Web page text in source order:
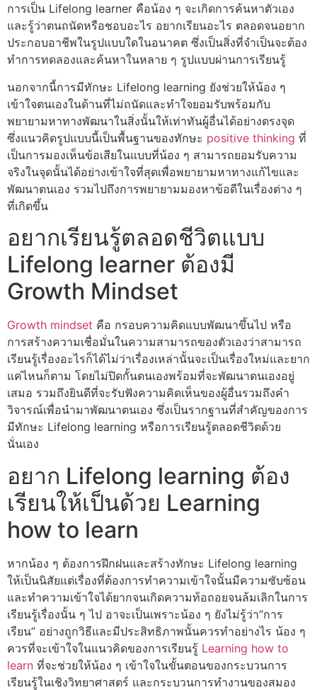
การเป็น Lifelong learner คือน้อง ๆ จะเกิดการค้นหาตัวเอง
และรู้ว่าตนถนัดหรือชอบอะไร อยากเรียนอะไร ตลอดจนอยาก
ประกอบอาชีพในรูปแบบใดในอนาคต ซึ่งเป็นสิ่งที่จำเป็นจะต้อง
ทำการทดลองและค้นหาในหลาย ๆ รูปแบบผ่านการเรียนรู้
นอกจากนี้การมีทักษะ Lifelong learning ยังช่วยให้น้อง ๆ
เข้าใจตนเองในด้านที่ไม่ถนัดและทำใจยอมรับพร้อมกับ
พยายามหาทางพัฒนาในสิ่งนั้นให้เท่าทันผู้อื่นได้อย่างตรงจุด
ซึ่งแนวคิดรูปแบบนี้เป็นพื้นฐานของทักษะ positive thinking ที่
เป็นการมองเห็นข้อเสียในแบบที่น้อง ๆ สามารถยอมรับความ
จริงในจุดนั้นได้อย่างเข้าใจที่สุดเพื่อพยายามหาทางแก้ไขและ
พัฒนาตนเอง รวมไปถึงการพยายามมองหาข้อดีในเรื่องต่าง ๆ
ที่เกิดขึ้น
อยากเรียนรู้ตลอดชีวิตแบบ
Lifelong learner ต้องมี
Growth Mindset
Growth mindset คือ กรอบความคิดแบบพัฒนาขึ้นไป หรือ
การสร้างความเชื่อมั่นในความสามารถของตัวเองว่าสามารถ
เรียนรู้เรื่องอะไรก็ได้ไม่ว่าเรื่องเหล่านั้นจะเป็นเรื่องใหม่และยาก
แค่ไหนก็ตาม โดยไม่ปิดกั้นตนเองพร้อมที่จะพัฒนาตนเองอยู่
เสมอ รวมถึงยินดีที่จะรับฟังความคิดเห็นของผู้อื่นรวมถึงคำ
วิจารณ์เพื่อนำมาพัฒนาตนเอง ซึ่งเป็นรากฐานที่สำคัญของการ
มีทักษะ Lifelong learning หรือการเรียนรู้ตลอดชีวิตด้วย
นั่นเอง
อยาก Lifelong learning ต้อง
เรียนให้เป็นด้วย Learning
how to learn
หากน้อง ๆ ต้องการฝึกฝนและสร้างทักษะ Lifelong learning
ให้เป็นนิสัยแต่เรื่องที่ต้องการทำความเข้าใจนั้นมีความซับซ้อน
และทำความเข้าใจได้ยากจนเกิดความท้อถอยจนล้มเลิกในการ
เรียนรู้เรื่องนั้น ๆ ไป อาจะเป็นเพราะน้อง ๆ ยังไม่รู้ว่า“การ
เรียน” อย่างถูกวิธีและมีประสิทธิภาพนั้นควรทำอย่างไร น้อง ๆ
ควรที่จะเข้าใจในแนวคิดของการเรียนรู้ Learning how to
learn ที่จะช่วยให้น้อง ๆ เข้าใจในขั้นตอนของกระบวนการ
เรียนรู้ในเชิงวิทยาศาสตร์ และกระบวนการทำงานของสมอง